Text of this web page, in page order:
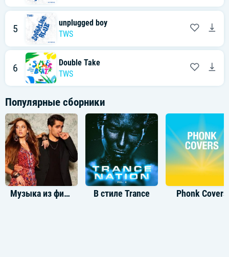
5
unplugged boy
TWS
6
Double Take
TWS
Популярные сборники
Музыка из фильма Зимородок В стиле Trance Phonk Covers